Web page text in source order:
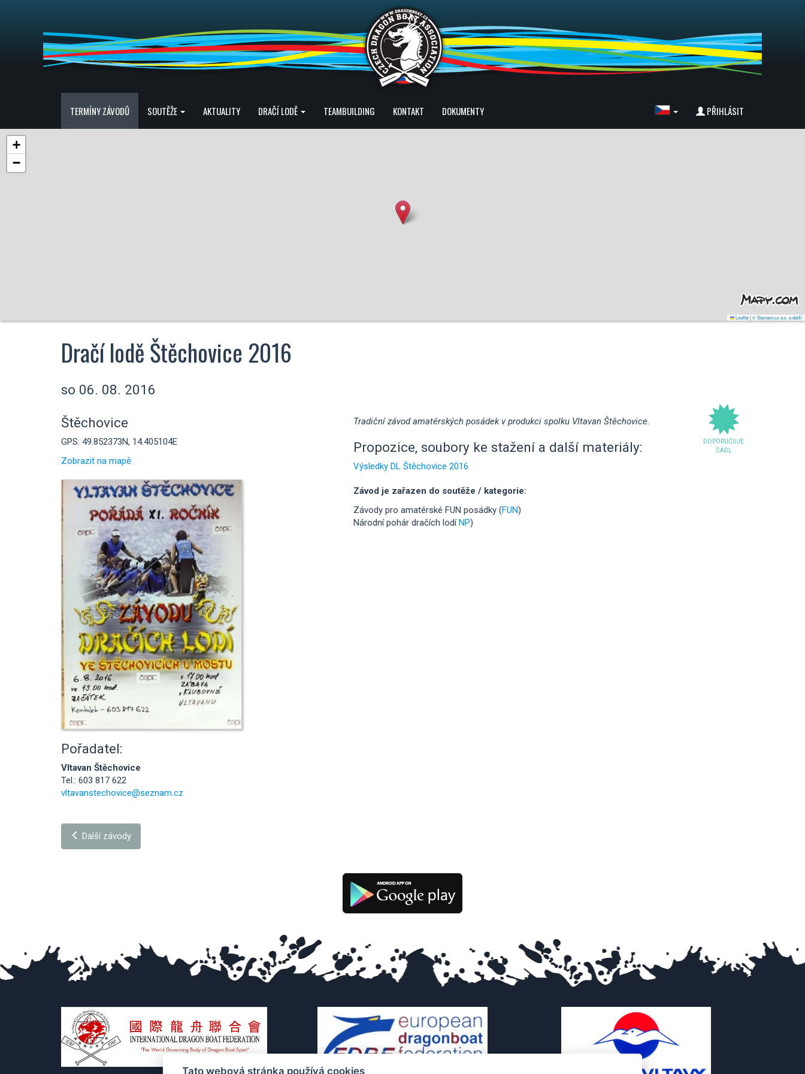
TERMÍNY ZÁVODŮ SOUTĚŽE AKTUALITY DRAČÍ LODĚ TEAMBUILDING KONTAKT DOKUMENTY PŘIHLÁSIT
+
−
Leaflet|© Seznam.cz a.s. a další
Dračí lodě Štěchovice 2016
so 06. 08. 2016
Štěchovice
GPS: 49.852373N, 14.405104E
Zobrazit na mapě
Pořadatel:
Vltavan Štěchovice
Tel.: 603 817 622
vltavanstechovice@seznam.cz
DOPORUČUJE
ČADL
Tradiční závod amatérských posádek v produkci spolku Vltavan Štěchovice.
Propozice, soubory ke stažení a další materiály:
Výsledky DL Štěchovice 2016
Závod je zařazen do soutěže / kategorie:
Závody pro amatérské FUN posádky (FUN)
Národní pohár dračích lodíNP)
Další závody
Tato webová stránka používá cookies